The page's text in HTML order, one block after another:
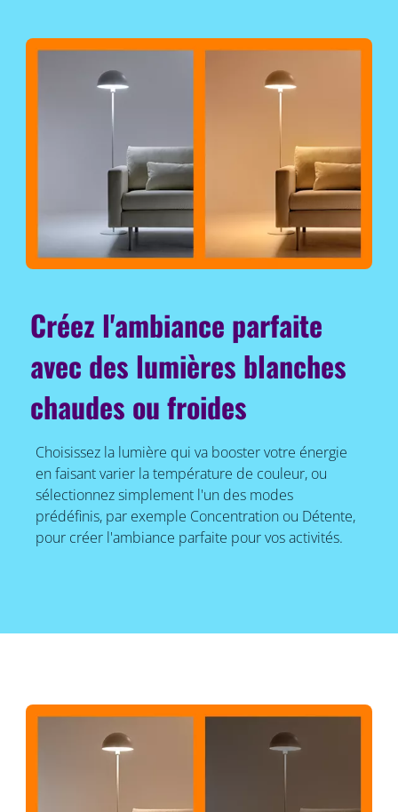
Créez l'ambiance parfaite
avec des lumières blanches
chaudes ou froides
Choisissez la lumière qui va booster votre énergie
en faisant varier la température de couleur, ou
sélectionnez simplement l'un des modes
prédéfinis, par exemple Concentration ou Détente,
pour créer l'ambiance parfaite pour vos activités.